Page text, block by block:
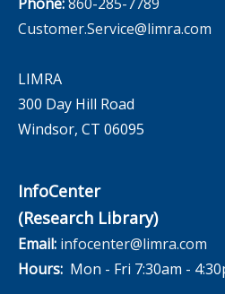
Customer.Service@limra.com
LIMRA
300 Day Hill Road
Windsor, CT 06095
InfoCenter
(Research Library)
Email: infocenter@limra.com
Hours: Mon - Fri 7:30am -